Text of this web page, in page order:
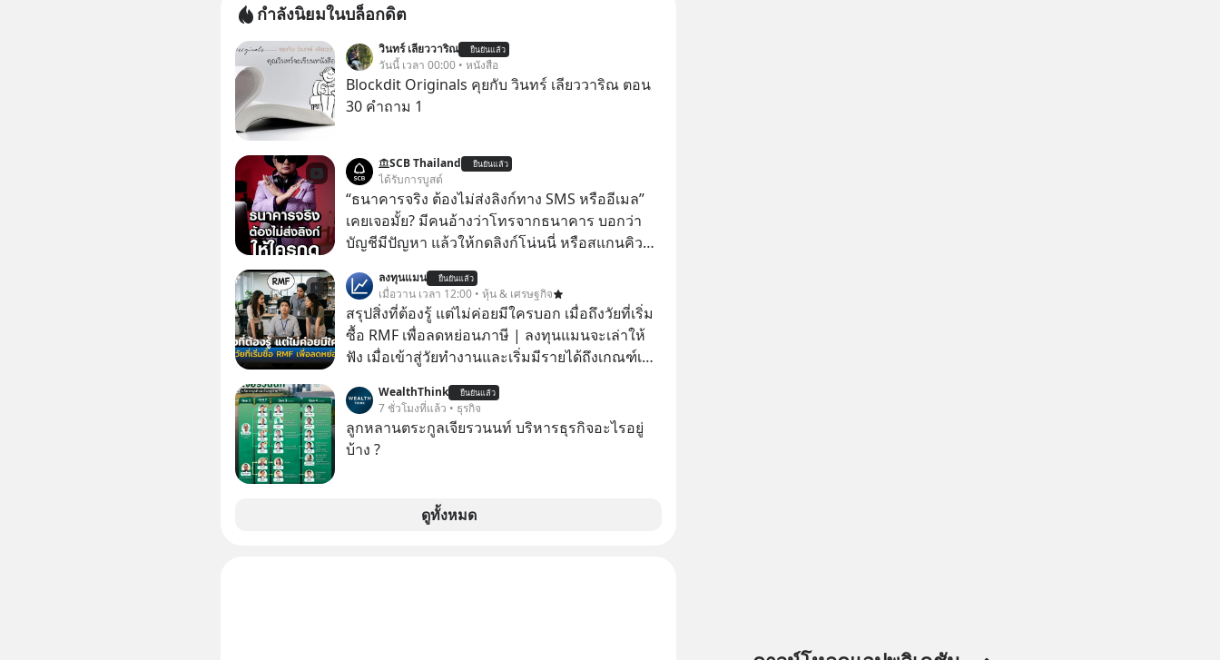
กำลังนิยมในบล็อกดิต
วินทร์ เลียววาริณ ยืนยันแล้ว
วันนี้ เวลา 00:00 • หนังสือ
Blockdit Originals คุยกับ วินทร์ เลียววาริณ ตอน
30 คำถาม 1
SCB Thailand ยืนยันแล้ว
ได้รับการบูสต์
“ธนาคารจริง ต้องไม่ส่งลิงก์ทาง SMS หรืออีเมล”
เคยเจอมั้ย? มีคนอ้างว่าโทรจากธนาคาร บอกว่า
บัญชีมีปัญหา แล้วให้กดลิงก์โน่นนี่ หรือสแกนคิว
หลอกลวงในคราบความน่าเชื่อถือกันค่ะ #แก้เกม
กลโกง #ป้าเก๋าเล่ากลโกง #LivesSustainably #อยู่
อย่างยั่งยืน #CyberSecurity #ป้าเก๋า
#FraudEducation #FinancialLiteracy
#DigitalBankWithHumanTouch
ลงทุนแมน ยืนยันแล้ว
เมื่อวาน เวลา 12:00 • หุ้น & เศรษฐกิจ
สรุปสิ่งที่ต้องรู้ แต่ไม่ค่อยมีใครบอก เมื่อถึงวัยที่เริ่ม
ซื้อ RMF เพื่อลดหย่อนภาษี | ลงทุนแมนจะเล่าให้
ฟัง เมื่อเข้าสู่วัยทำงานและเริ่มมีรายได้ถึงเกณฑ์เสีย
เพราะนอกจากจะช่วยลดหย่อนภาษีได้แล้ว ยังเป็น
โอกาสในการสร้างความมั่งคั่งระยะยาว แต่น้อยคน
นักที่จะลงลึกว่า ถ้าลงทุนใน RMF ควรรู้ อะไรบ้าง
ต่อได้จริง ๆ ลงทุนแมนจะเล่าให้ฟัง
WealthThink ยืนยันแล้ว
7 ชั่วโมงที่แล้ว • ธุรกิจ
ลูกหลานตระกูลเจียรวนนท์ บริหารธุรกิจอะไรอยู่
บ้าง ?
ดูทั้งหมด